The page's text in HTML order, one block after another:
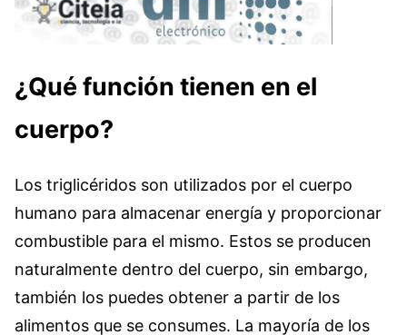
¿Qué función tienen en el
cuerpo?
Los triglicéridos son utilizados por el cuerpo
humano para almacenar energía y proporcionar
combustible para el mismo. Estos se producen
naturalmente dentro del cuerpo, sin embargo,
también los puedes obtener a partir de los
alimentos que se consumes. La mayoría de los